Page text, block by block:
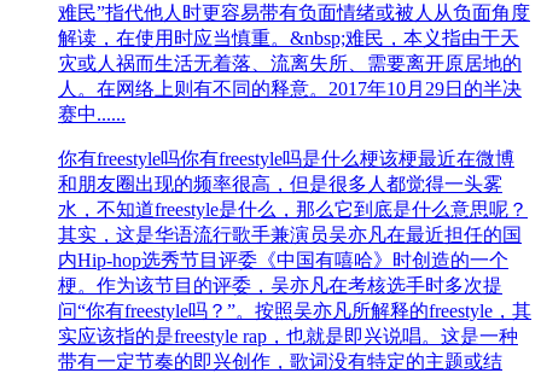
难民”指代他人时更容易带有负面情绪或被人从负面角度
解读，在使用时应当慎重。&nbsp;难民，本义指由于天
灾或人祸而生活无着落、流离失所、需要离开原居地的
人。在网络上则有不同的释意。2017年10月29日的半决
赛中......
你有freestyle吗你有freestyle吗是什么梗该梗最近在微博
和朋友圈出现的频率很高，但是很多人都觉得一头雾
水，不知道freestyle是什么，那么它到底是什么意思呢？
其实，这是华语流行歌手兼演员吴亦凡在最近担任的国
内Hip-hop选秀节目评委《中国有嘻哈》时创造的一个
梗。作为该节目的评委，吴亦凡在考核选手时多次提
问“你有freestyle吗？”。按照吴亦凡所解释的freestyle，其
实应该指的是freestyle rap，也就是即兴说唱。这是一种
带有一定节奏的即兴创作，歌词没有特定的主题或结